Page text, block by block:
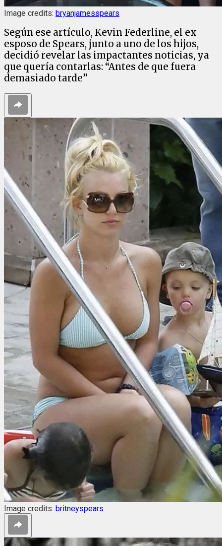
Image credits: bryanjamesspears
Según ese artículo, Kevin Federline, el ex
esposo de Spears, junto a uno de los hijos,
decidió revelar las impactantes noticias, ya
que quería contarlas: “Antes de que fuera
demasiado tarde”
Image credits: britneyspears